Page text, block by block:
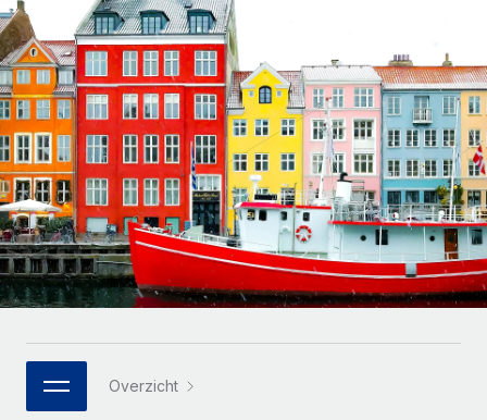
Zzp'ers internationaal onboarden en beheren
PEO
Ingewikkelde HR-taken eenvoudig uitbesteden
INFRASTRUCTUUR
Remote Embedded
HR naadloos in workflows integreren
Platform
Ingebouwde essentiële HR-functies voor je team
Integraties
GROEIFASE
Start-ups
Flexibele global HR en payroll solutions voor groeiende
bedrijven
Mid-market
Teams uitbreiden met HR solutions op maat
Enterprise
Global HR voor grote bedrijven
WERK MET ONS SAMEN
Strategische technologiepartners
Betalingscalculator voor zzp'ers
Ontdek valuta-opties en betaalsnelheden voor
internationale zzp'ers
LEREN MET REMOTE
Onderzoek en gidsen
Casestudy's
HR-woordenlijst
Checklists en templates
Webinars
Nederlands
Français
Deutsch
Español
Italiano
Português (Portugal)
日本語
한국어
Inloggen
Overzicht